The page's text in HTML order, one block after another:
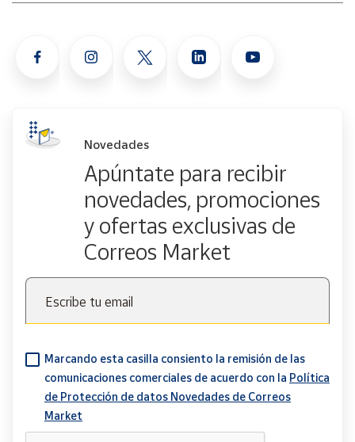
Novedades
Apúntate para recibir
novedades, promociones
y ofertas exclusivas de
Correos Market
Escribe tu email
Marcando esta casilla consiento la remisión de las
comunicaciones comerciales de acuerdo con la Política
de Protección de datos Novedades de Correos
Market